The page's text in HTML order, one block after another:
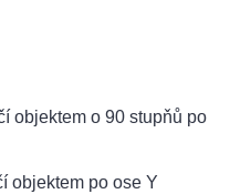
objektem o 90 stupňů po
objektem po ose Y